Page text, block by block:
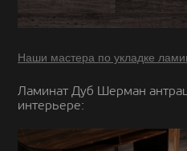
Наши мастера по укладке
Ламинат Дуб Шерман
интерьере: